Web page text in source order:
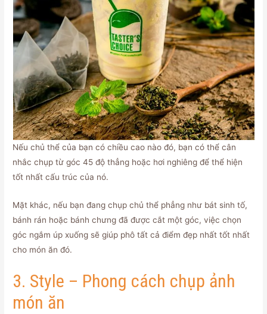
Nếu chủ thể của bạn có chiều cao nào đó, bạn có thể cân
nhắc chụp từ góc 45 độ thẳng hoặc hơi nghiêng để thể hiện
tốt nhất cấu trúc của nó.
Mặt khác, nếu bạn đang chụp chủ thể phẳng như bát sinh tố,
bánh rán hoặc bánh chưng đã được cắt một góc, việc chọn
góc ngắm úp xuống sẽ giúp phô tất cả điểm đẹp nhất tốt nhất
cho món ăn đó.
3. Style – Phong cách chụp ảnh
món ăn